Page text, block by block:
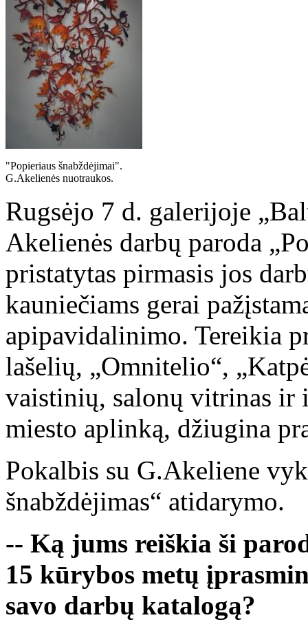
"Popieriaus šnabždėjimai".
G.Akelienės nuotraukos.
Rugsėjo 7 d. galerijoje
Akelienės darbų paroda
pristatytas pirmasis jos
kauniečiams gerai
apipavidalinimo. Tereikia
lašelių, „Omnitelio“,
vaistinių, salonų vitrinas ir
miesto aplinką, džiugina
Pokalbis su G.Akeliene
šnabždėjimas“ atidarymo.
-- Ką jums reiškia ši
15 kūrybos metų
savo darbų katalogą?